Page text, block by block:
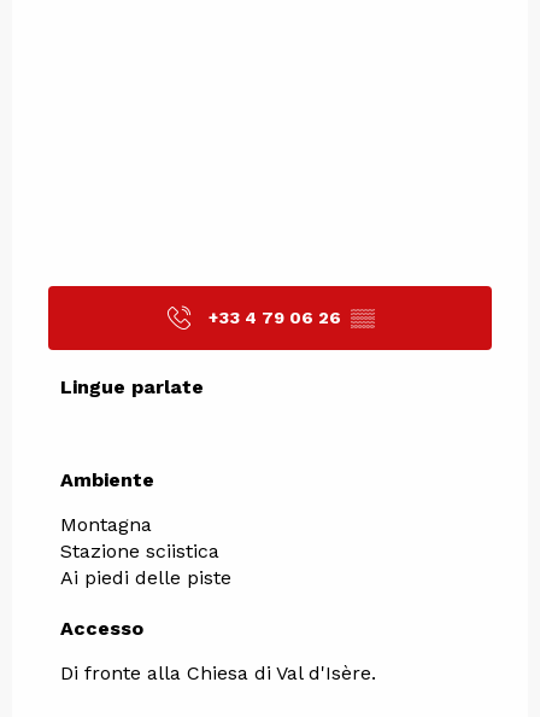
+33 4 79 06 26 ▒▒
Lingue parlate
Lingue parlate
Ambiente
Ambiente
Montagna
Stazione sciistica
Ai piedi delle piste
Accesso
Accesso
Di fronte alla Chiesa di Val d'Isère.